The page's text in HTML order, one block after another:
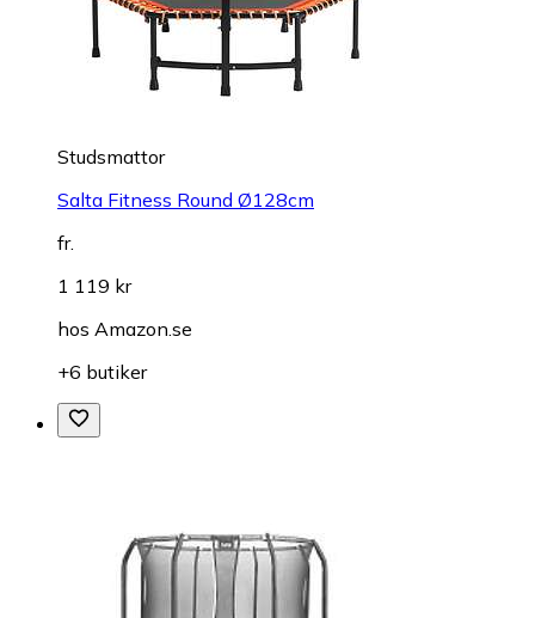
Studsmattor
Salta Fitness Round Ø128cm
fr.
1 119 kr
hos Amazon.se
+6 butiker